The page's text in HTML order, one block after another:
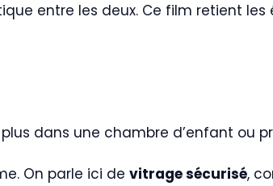
entre les deux. Ce film retient
dans une chambre d’enfant ou
On parle ici de vitrage sécurisé,